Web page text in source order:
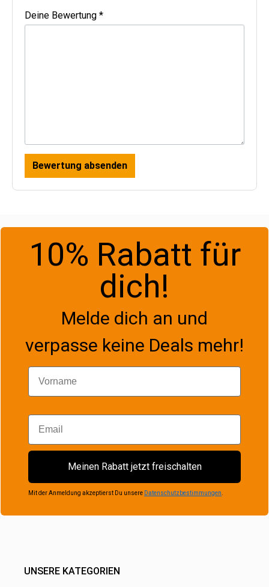
Deine Bewertung *
Bewertung absenden
10% Rabatt für
dich!
Melde dich an und
verpasse keine Deals mehr!
Vorname
Email
Meinen Rabatt jetzt freischalten
Mit der Anmeldung akzeptierst Du unsere Datenschutzbestimmungen
UNSERE KATEGORIEN